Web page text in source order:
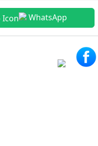
WhatsApp